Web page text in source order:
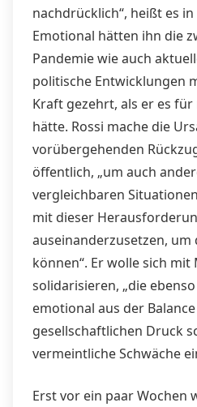
nachdrücklich“, heißt es
Emotional hätten ihn die
Pandemie wie auch
politische Entwicklungen
Kraft gezehrt, als er es
hätte. Rossi mache die
vorübergehenden
öffentlich, „um auch
vergleichbaren
mit dieser
auseinanderzusetzen,
können“. Er wolle sich mit
solidarisieren, „die
emotional aus der
gesellschaftlichen Druck
vermeintliche Schwäche
Erst vor ein paar Wochen